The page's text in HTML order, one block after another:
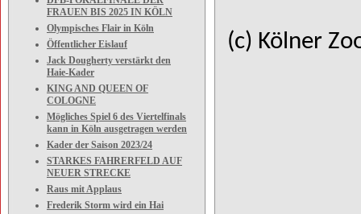
FRAUEN BIS 2025 IN KÖLN
Olympisches Flair in Köln
Öffentlicher Eislauf
Jack Dougherty verstärkt den
Haie-Kader
KING AND QUEEN OF
COLOGNE
Mögliches Spiel 6 des Viertelfinals
kann in Köln ausgetragen werden
Kader der Saison 2023/24
STARKES FAHRERFELD AUF
NEUER STRECKE
Raus mit Applaus
Frederik Storm wird ein Hai
(c) Kölner